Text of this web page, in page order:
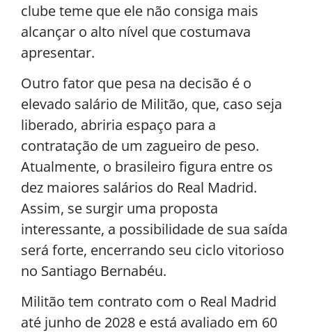
clube teme que ele não consiga mais
alcançar o alto nível que costumava
apresentar.
Outro fator que pesa na decisão é o
elevado salário de Militão, que, caso seja
liberado, abriria espaço para a
contratação de um zagueiro de peso.
Atualmente, o brasileiro figura entre os
dez maiores salários do Real Madrid.
Assim, se surgir uma proposta
interessante, a possibilidade de sua saída
será forte, encerrando seu ciclo vitorioso
no Santiago Bernabéu.
Militão tem contrato com o Real Madrid
até junho de 2028 e está avaliado em 60